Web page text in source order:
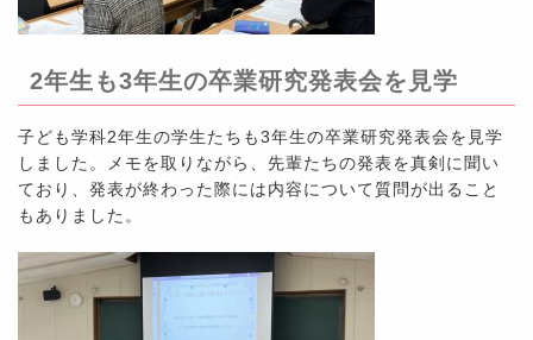
2年生も3年生の卒業研究発表会を見学
子ども学科2年生の学生たちも3年生の卒業研究発表会を見学
しました。メモを取りながら、先輩たちの発表を真剣に聞い
ており、発表が終わった際には内容について質問が出ること
もありました。